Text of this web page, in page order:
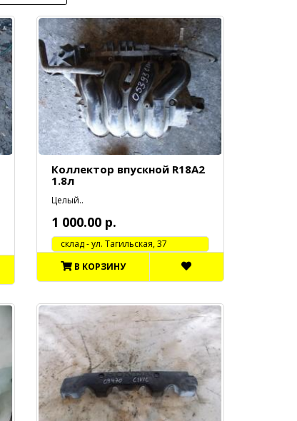
Коллектор впускной R18A2
1.8л
Целый..
1 000.00 р.
cклад - ул. Тагильская, 37
В КОРЗИНУ